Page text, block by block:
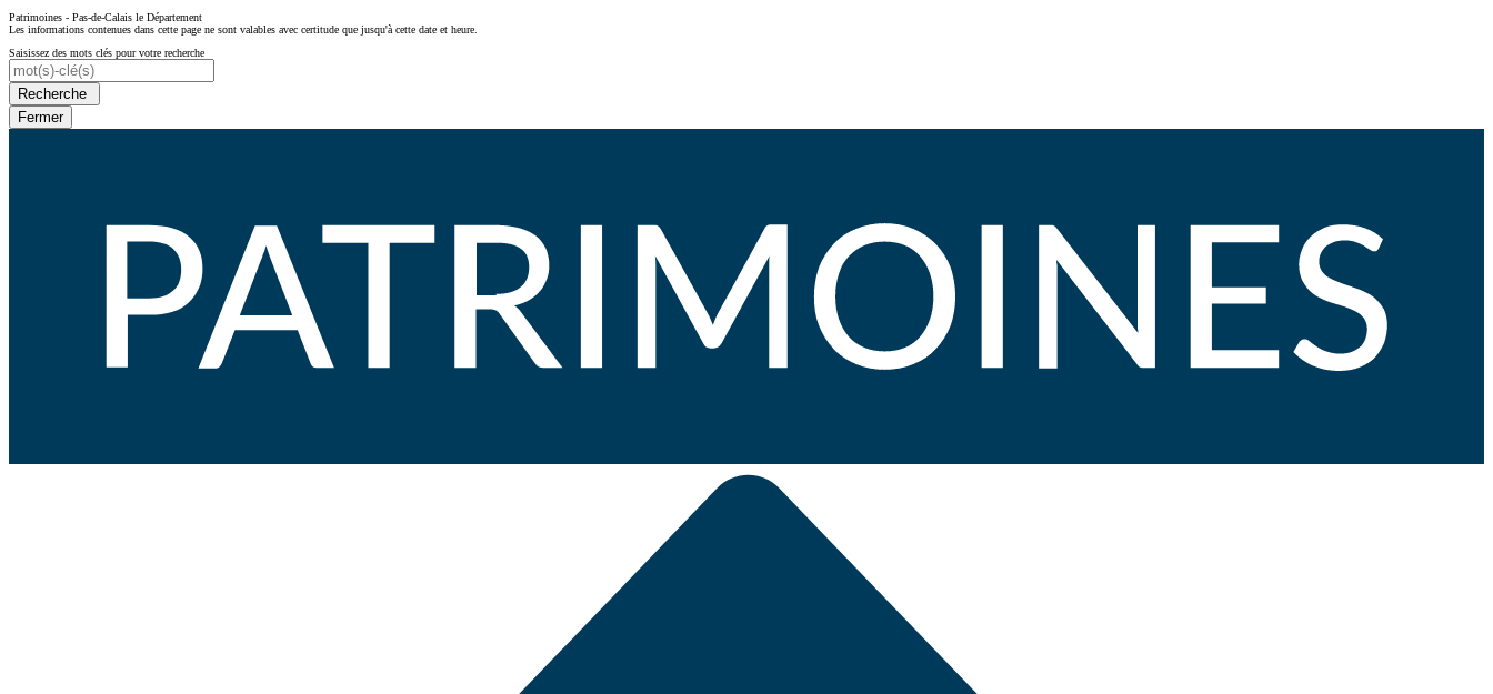
Patrimoines - Pas-de-Calais le Département
Les informations contenues dans cette page ne sont valables avec certitude que jusqu'à cette date et heure.
Saisissez des mots clés pour votre recherche
Recherche
Fermer